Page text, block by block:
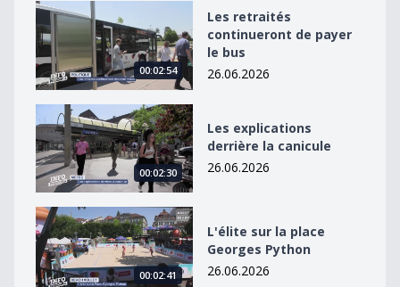
Les retraités continueront de payer le bus
00:02:54
Les retraités
continueront de payer
le bus
26.06.2026
Les explications derrière la canicule
00:02:30
Les explications
derrière la canicule
26.06.2026
L&#039;élite sur la place Georges Python
00:02:41
L'élite sur la place
Georges Python
26.06.2026